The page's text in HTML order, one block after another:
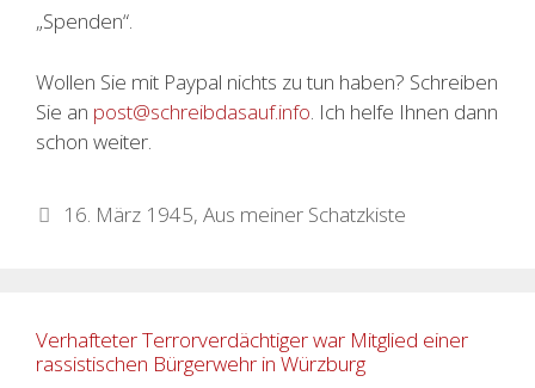
„Spenden“.
Wollen Sie mit Paypal nichts zu tun haben? Schreiben
Sie an post@schreibdasauf.info . Ich helfe Ihnen dann
schon weiter.
Kategorien
16. März 1945,Aus meiner Schatzkiste
Verhafteter Terrorverdächtiger war Mitglied einer
rassistischen Bürgerwehr in Würzburg